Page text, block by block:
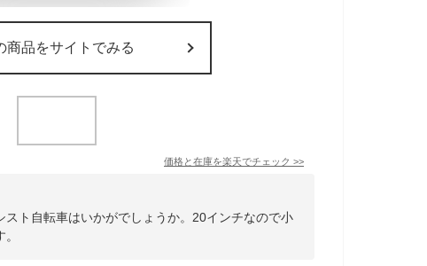
商品をサイトでみる
価格と在庫を楽天でチェック >>
ト自転車はいかがでしょうか。20インチなので小